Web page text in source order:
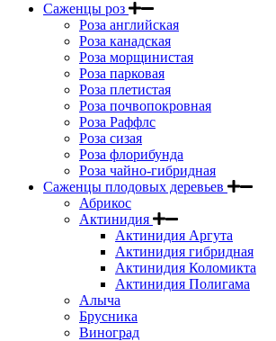
Саженцы роз
Роза английская
Роза канадская
Роза морщинистая
Роза парковая
Роза плетистая
Роза почвопокровная
Роза Раффлс
Роза сизая
Роза флорибунда
Роза чайно-гибридная
Саженцы плодовых деревьев
Абрикос
Актинидия
Актинидия Аргута
Актинидия гибридная
Актинидия Коломикта
Актинидия Полигама
Алыча
Брусника
Виноград